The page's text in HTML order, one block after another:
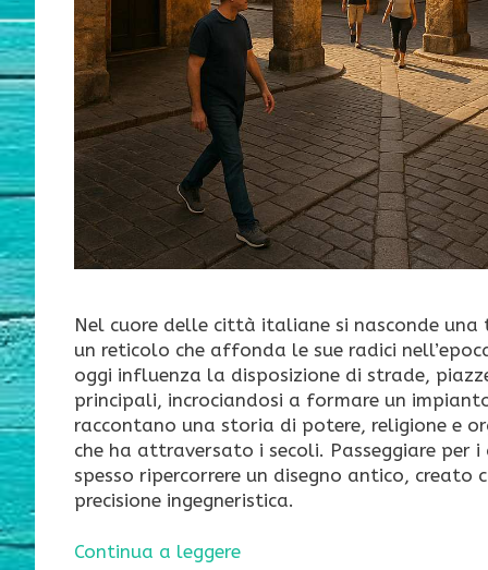
Nel cuore delle città italiane si nasconde una
un reticolo che affonda le sue radici
oggi influenza la disposizione di strade,
principali, incrociandosi a formare un
raccontano una storia di potere, religione e
che ha attraversato i secoli. Passeggiare per
spesso ripercorrere un disegno antico, creato
precisione ingegneristica.
Continua a leggere